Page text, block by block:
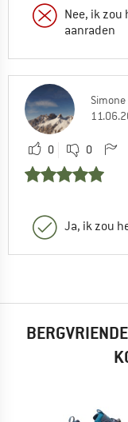
Nee, ik
aanraden
Simone
0 0
Ja, ik zou